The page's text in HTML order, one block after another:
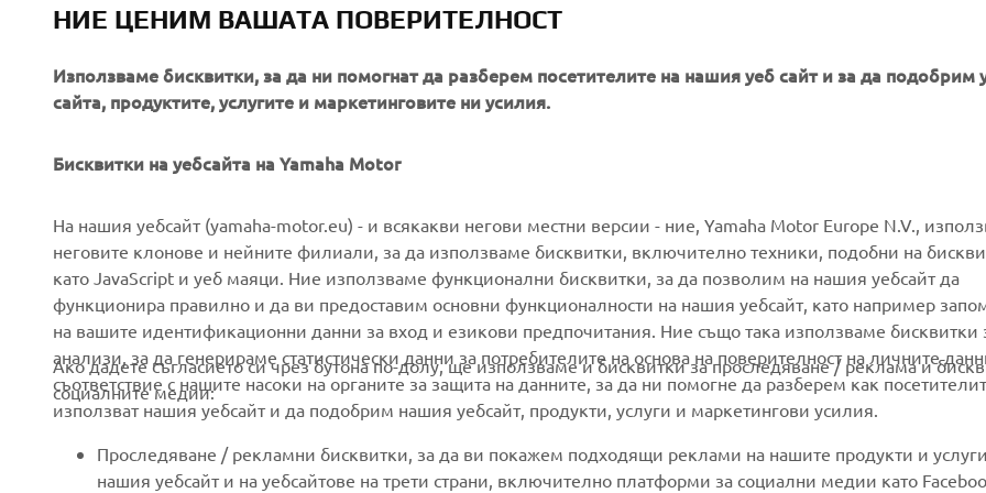
Always ride in a safe manner and obey all local road laws.
CORPORATE
About us
News
Events
Press
Working at Yamaha
FOR BUSINESS
eBike systems
Authorities
Golfcourses
First responders
Robotics
MORE YAMAHA
MyYamaha
Yamaha Music
Yamaha Racing
Yamaha Motor Global
SUPPORT
Parts Catalogue
Book Maintenance
Dealer locator
Management of Waste
Batteries
НИЕ ЦЕНИМ ВАШАТА ПОВЕРИТЕЛНОСТ
Използваме бисквитки, за да ни помогнат да разберем посетителите на нашия уеб сайт и за да подобрим
сайта, продуктите, услугите и маркетинговите ни усилия.
Бисквитки на уебсайта на Yamaha Motor
На нашия уебсайт (yamaha-motor.eu) - и всякакви негови местни версии - ние, Yamaha Motor Europe N.V.,
неговите клонове и нейните филиали, за да използваме бисквитки, включително техники, подобни на
като JavaScript и уеб маяци. Ние използваме функционални бисквитки, за да позволим на нашия уебсайт да
функционира правилно и да ви предоставим основни функционалности на нашия уебсайт, като например
на вашите идентификационни данни за вход и езикови предпочитания. Ние също така използваме бисквитки
анализи, за да генерираме статистически данни за потребителите на основа на поверителност на личните
съответствие с нашите насоки на органите за защита на данните, за да ни помогне да разберем как
използват нашия уебсайт и да подобрим нашия уебсайт, продукти, услуги и маркетингови усилия.
Ако дадете съгласието си чрез бутона по-долу, ще използваме и бисквитки за проследяване / реклама и
социалните медии:
Проследяване / рекламни бисквитки, за да ви покажем подходящи реклами на нашите продукти и
нашия уебсайт и на уебсайтове на трети страни, включително платформи за социални медии като